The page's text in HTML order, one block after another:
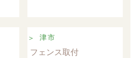
津市
フェンス取付